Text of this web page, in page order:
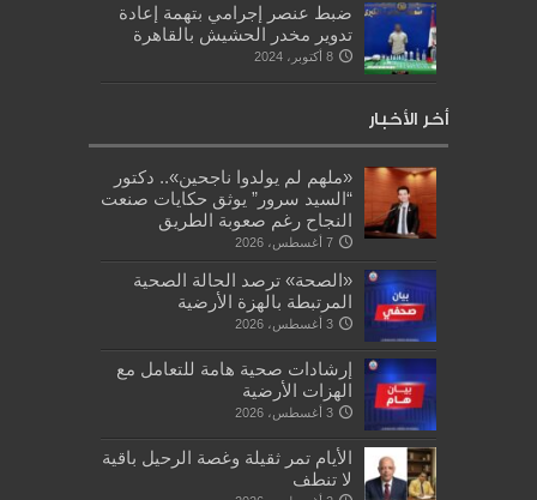
ضبط عنصر إجرامي بتهمة إعادة
تدوير مخدر الحشيش بالقاهرة
8 أكتوبر، 2024
أخر الأخبار
«ملهم لم يولدوا ناجحين».. دكتور
“السيد سرور” يوثق حكايات صنعت
النجاح رغم صعوبة الطريق
7 أغسطس، 2026
«الصحة» ترصد الحالة الصحية
المرتبطة بالهزة الأرضية
3 أغسطس، 2026
إرشادات صحية هامة للتعامل مع
الهزات الأرضية
3 أغسطس، 2026
الأيام تمر ثقيلة وغصة الرحيل باقية
لا تنطف